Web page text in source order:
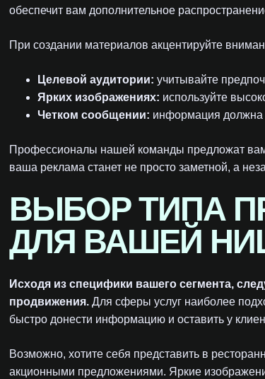
обеспечит вам дополнительное
При создании материалов акцентируйте
Целевой аудитории: учитывайте
Ярких изображениях: используйте
Четком сообщении: информация должна
Профессионалы нашей команды предложат
ваша реклама станет не просто заметной, а
ВЫБОР ТИПА
ДЛЯ ВАШЕЙ
Исходя из специфики вашего сегмента,
продвижения. Для сферы услуг наиболее
быстро донести информацию и оставить у
Возможно, хотите себя представить в
акционными предложениями. Яркие